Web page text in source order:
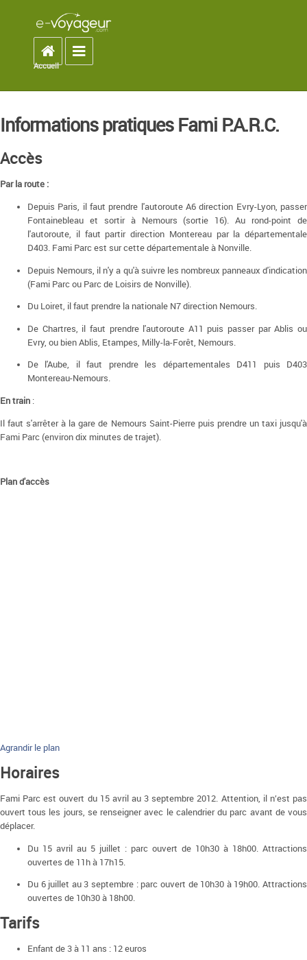
Accueil
Toggle navigation
Accueil
Informations pratiques Fami P.A.R.C.
Accès
Par la route :
Depuis Paris, il faut prendre l'autoroute A6 direction Evry-Lyon, passer
Fontainebleau et sortir à Nemours (sortie 16). Au rond-point de
l'autoroute, il faut partir direction Montereau par la départementale
D403. Fami Parc est sur cette départementale à Nonville.
Depuis Nemours, il n'y a qu'à suivre les nombreux panneaux d'indication
(Fami Parc ou Parc de Loisirs de Nonville).
Du Loiret, il faut prendre la nationale N7 direction Nemours.
De Chartres, il faut prendre l'autoroute A11 puis passer par Ablis ou
Evry, ou bien Ablis, Etampes, Milly-la-Forêt, Nemours.
De l'Aube, il faut prendre les départementales D411 puis D403
Montereau-Nemours.
En train :
Il faut s'arrêter à la gare de Nemours Saint-Pierre puis prendre un taxi jusqu'à
Fami Parc (environ dix minutes de trajet).
Plan d'accès
Agrandir le plan
Horaires
Fami Parc est ouvert du 15 avril au 3 septembre 2012. Attention, il n’est pas
ouvert tous les jours, se renseigner avec le calendrier du parc avant de vous
déplacer.
Du 15 avril au 5 juillet : parc ouvert de 10h30 à 18h00. Attractions
ouvertes de 11h à 17h15.
Du 6 juillet au 3 septembre : parc ouvert de 10h30 à 19h00. Attractions
ouvertes de 10h30 à 18h00.
Tarifs
Enfant de 3 à 11 ans : 12 euros